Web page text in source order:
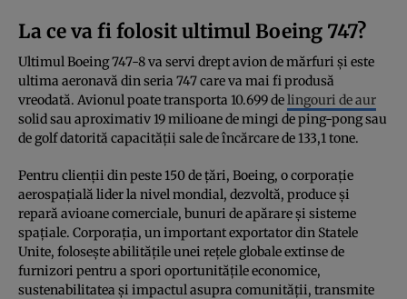
La ce va fi folosit ultimul Boeing 747?
Ultimul Boeing 747-8 va servi drept avion de mărfuri și este
ultima aeronavă din seria 747 care va mai fi produsă
vreodată. Avionul poate transporta 10.699 delingouri de aur
solid sau aproximativ 19 milioane de mingi de ping-pong sau
de golf datorită capacității sale de încărcare de 133,1 tone.
Pentru clienții din peste 150 de țări, Boeing, o corporație
aerospațială lider la nivel mondial, dezvoltă, produce și
repară avioane comerciale, bunuri de apărare și sisteme
spațiale. Corporația, un important exportator din Statele
Unite, folosește abilitățile unei rețele globale extinse de
furnizori pentru a spori oportunitățile economice,
sustenabilitatea și impactul asupra comunității, transmite